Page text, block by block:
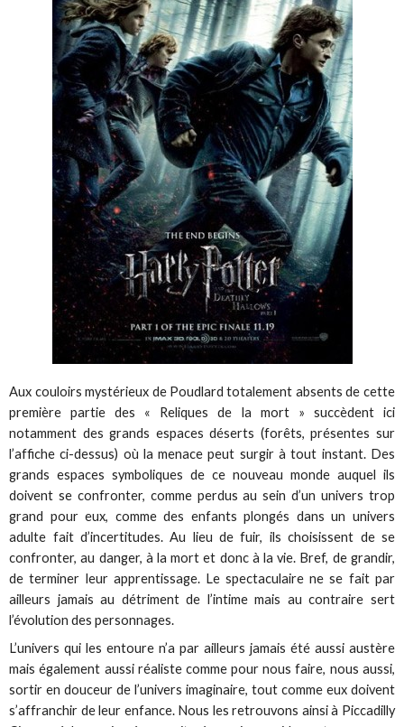
Aux couloirs mystérieux de Poudlard totalement absents de cette
première partie des « Reliques de la mort » succèdent ici
notamment des grands espaces déserts (forêts, présentes sur
l’affiche ci-dessus) où la menace peut surgir à tout instant. Des
grands espaces symboliques de ce nouveau monde auquel ils
doivent se confronter, comme perdus au sein d’un univers trop
grand pour eux, comme des enfants plongés dans un univers
adulte fait d’incertitudes. Au lieu de fuir, ils choisissent de se
confronter, au danger, à la mort et donc à la vie. Bref, de grandir,
de terminer leur apprentissage. Le spectaculaire ne se fait par
ailleurs jamais au détriment de l’intime mais au contraire sert
l’évolution des personnages.
L’univers qui les entoure n’a par ailleurs jamais été aussi austère
mais également aussi réaliste comme pour nous faire, nous aussi,
sortir en douceur de l’univers imaginaire, tout comme eux doivent
s’affranchir de leur enfance. Nous les retrouvons ainsi à Piccadilly